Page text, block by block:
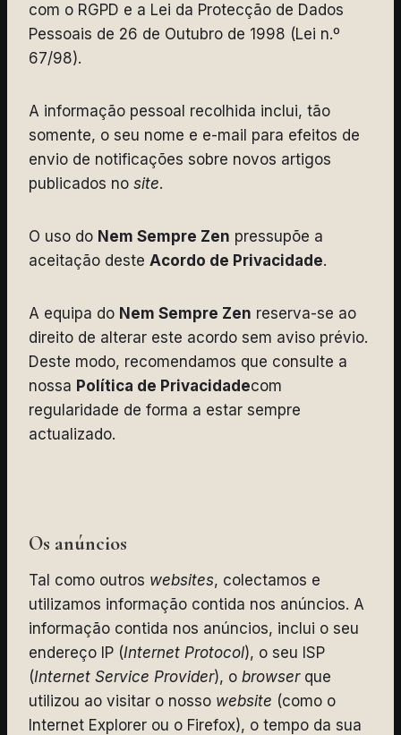
com o RGPD e a Lei da Protecção de Dados
Pessoais de 26 de Outubro de 1998 (Lei n.º
67/98).
A informação pessoal recolhida inclui, tão
somente, o seu nome e e-mail para efeitos de
envio de notificações sobre novos artigos
publicados no site.
O uso do Nem Sempre Zen pressupõe a
aceitação deste Acordo de Privacidade.
A equipa do Nem Sempre Zen reserva-se ao
direito de alterar este acordo sem aviso prévio.
Deste modo, recomendamos que consulte a
nossa Política de Privacidadecom
regularidade de forma a estar sempre
actualizado.
Os anúncios
Tal como outros websites, colectamos e
utilizamos informação contida nos anúncios. A
informação contida nos anúncios, inclui o seu
endereço IP (Internet Protocol), o seu ISP
(Internet Service Provider), o browserque
utilizou ao visitar o nosso website (como o
Internet Explorer ou o Firefox), o tempo da sua